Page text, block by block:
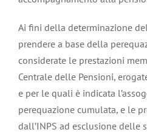
Ai fini della determinazione
prendere a base della
considerate le prestazioni
Centrale delle Pensioni,
e per le quali è indicata
perequazione cumulata, e le
dall’INPS ad esclusione delle